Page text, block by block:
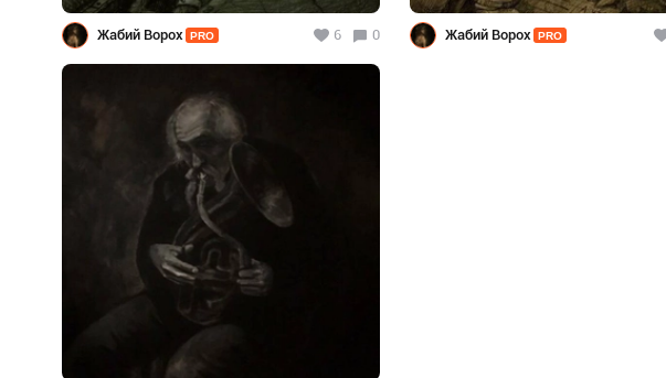
Жабий Ворох PRO 6 0 Жабий Ворох PRO